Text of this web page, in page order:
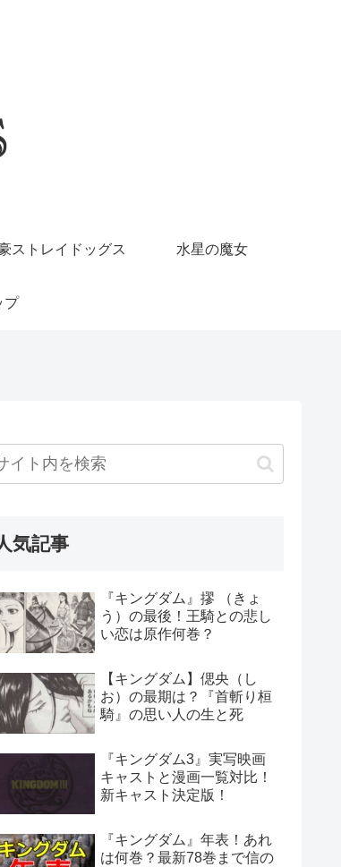
ストレイドッグス 水星の魔女
プ
気記事
『キングダム』摎 （きょ
う）の最後！王騎との悲し
い恋は原作何巻？
【キングダム】偲央（し
お）の最期は？『首斬り桓
騎』の思い人の生と死
『キングダム3』実写映画
キャストと漫画一覧対比！
新キャスト決定版！
『キングダム』年表！あれ
は何巻？最新78巻まで信の